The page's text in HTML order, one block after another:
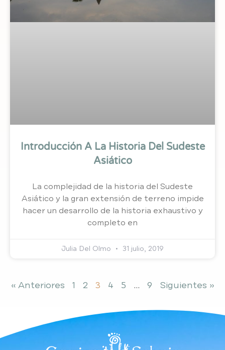
Introducción A La Historia Del Sudeste
Asiático
La complejidad de la historia del Sudeste
Asiático y la gran extensión de terreno impide
hacer un desarrollo de la historia exhaustivo y
completo en
Julia Del Olmo 31 julio, 2019
« Anteriores 1 2 3 4 5 … 9 Siguientes »